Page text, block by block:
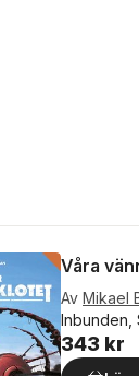
Våra
Av Mikael
Inbunden,
343 kr